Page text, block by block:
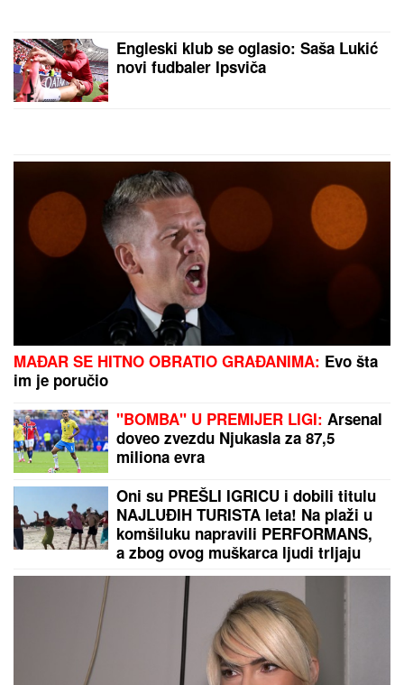
da operišem? Takva sam kakva sam!"
Ko bi rekao da je delotvornija od
Dnevni horoskop za subotu, 8.
avgust: Škorpija brine zbog
DVOSMISLENE PORUKE, a NJIMA će
teško pasti emotivna opomena
"To je Božji blagoslov!" Radost u domu Dragana
Stankovića 4 dana nakon veridbe, emotivnim rečiam
se obratio verenici (FOTO)
"VIDIMO VAŠE GAĆE",odbornica se
uključila preko ZUMA na sednicu, a
onda je nastala haotična situacija:
Sileuta pod tušem dodatno zapržila
VJT SE OGLASILO O SLUČAJU NA
NOVOM BEOGRADU:Sin
osumnjičen da je na svirepi način
ubio majku